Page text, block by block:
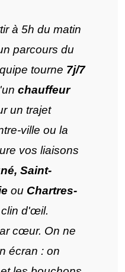
à 5h du matin
parcours du
tourne 7j/7
chauffeur
un trajet
ville ou la
vos liaisons
Saint-
ou Chartres-
d'œil.
cœur. On ne
écran : on